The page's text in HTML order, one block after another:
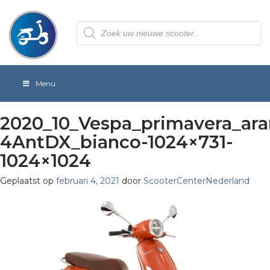
Producten
zoeken
Menu
4AntDX_bianco-1024×731-
1024×1024
Geplaatst op februari 4, 2021 door ScooterCenterNederland